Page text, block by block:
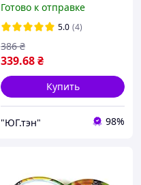
Готово к отправке
5.0 (4)
339.68₴
386 ₴
Купить
"ЮГ.тэн" 98%